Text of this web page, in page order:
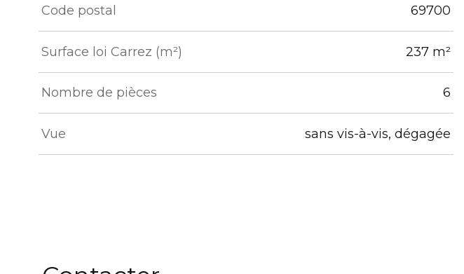
TRAD_ZEPHYR_Caracteristique
Code postal 69700
Surface loi Carrez (m²) 237 m²
Nombre de pièces 6
Vue sans vis-à-vis, dégagée